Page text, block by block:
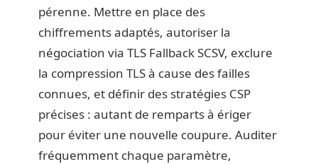
pérenne. Mettre en place des
chiffrements adaptés, autoriser la
négociation via TLS Fallback SCSV, exclure
la compression TLS à cause des failles
connues, et définir des stratégies CSP
précises : autant de remparts à ériger
pour éviter une nouvelle coupure. Auditer
fréquemment chaque paramètre,